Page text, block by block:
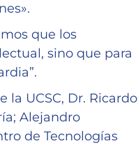
que los
sino que para
la UCSC, Dr. Ricardo
Alejandro
de Tecnologías